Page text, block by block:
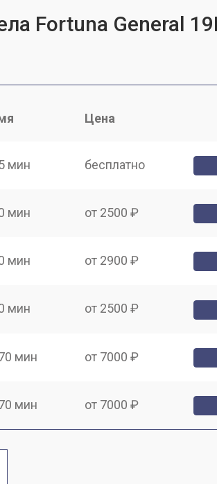
Fortuna General
Цена
мин бесплатно
мин от 2500 ₽
мин от 2900 ₽
мин от 2500 ₽
мин от 7000 ₽
мин от 7000 ₽
мин